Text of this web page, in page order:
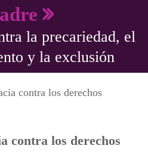
la precariedad, el
y la exclusión
aquí
contra los derechos
contra los derechos